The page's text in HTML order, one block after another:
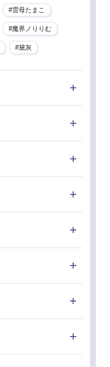
雲母たまこ
魔界ノりりむ
黛灰